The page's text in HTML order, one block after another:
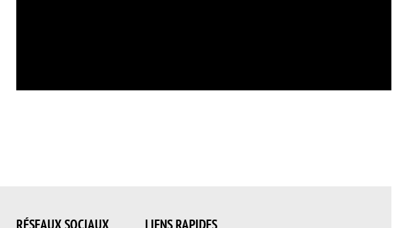
RÉSEAUX SOCIAUX LIENS RAPIDES